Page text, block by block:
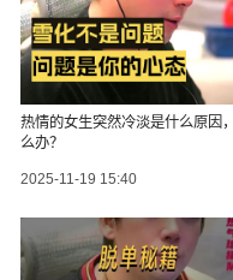
热情的女生突然冷淡是什么原因
么办？
2025-11-19 15:40